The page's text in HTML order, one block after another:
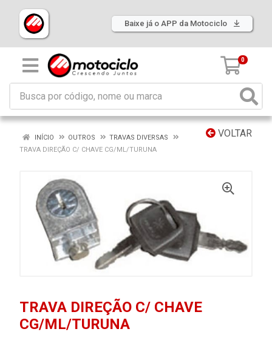
Baixe já o APP da Motociclo
0
VOLTAR
INÍCIO OUTROS
TRAVAS DIVERSAS
TRAVA DIREÇÃO C/ CHAVE CG/ML/TURUNA
TRAVA DIREÇÃO C/ CHAVE
CG/ML/TURUNA